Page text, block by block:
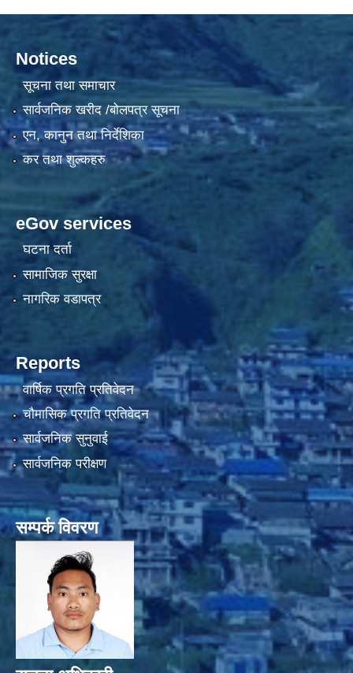
Notices
सूचना तथा समाचार
सार्वजनिक खरीद /बोलपत्र सूचना
एन, कानुन तथा निर्देशिका
कर तथा शुल्कहरु
eGov services
घटना दर्ता
सामाजिक सुरक्षा
नागरिक वडापत्र
Reports
वार्षिक प्रगति प्रतिवेदन
चौमासिक प्रगति प्रतिवेदन
सार्वजनिक सुनुवाई
सार्वजनिक परीक्षण
सम्पर्क विवरण